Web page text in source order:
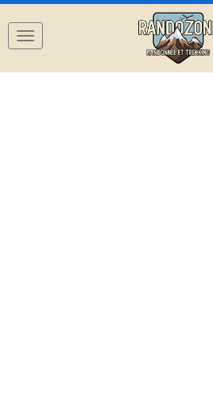
Navigation